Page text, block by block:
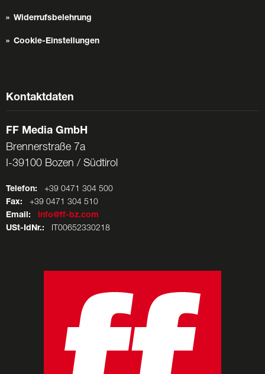
Widerrufsbelehrung
Cookie-Einstellungen
Kontaktdaten
FF Media GmbH
Brennerstraße 7a
I-39100 Bozen / Südtirol
Telefon: +39 0471 304 500
Fax: +39 0471 304 510
Email:
info@ff-bz.com
USt-IdNr.: IT00652330218